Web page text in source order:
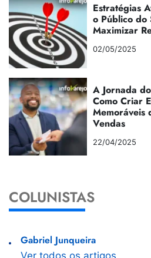
Estratégias
o Público do
Maximizar
02/05/2025
A Jornada
Como Criar
Memoráveis
Vendas
22/04/2025
COLUNISTAS
Gabriel Junqueira